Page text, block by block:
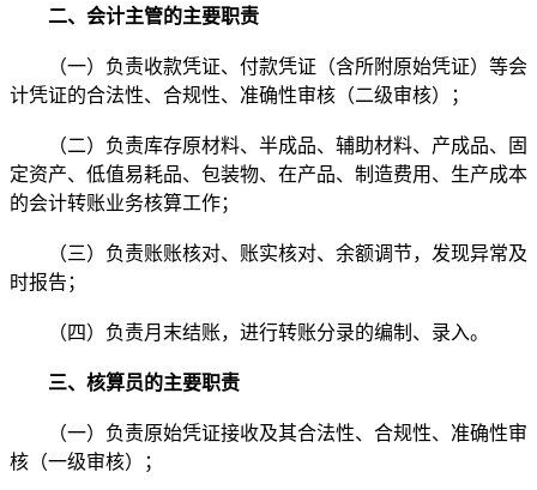
二、会计主管的主要职责
（一）负责收款凭证、付款凭证（含所附原始凭证）等会
计凭证的合法性、合规性、准确性审核（二级审核）；
（二）负责库存原材料、半成品、辅助材料、产成品、固
定资产、低值易耗品、包装物、在产品、制造费用、生产成本
的会计转账业务核算工作；
（三）负责账账核对、账实核对、余额调节，发现异常及
时报告；
（四）负责月末结账，进行转账分录的编制、录入。
三、核算员的主要职责
（一）负责原始凭证接收及其合法性、合规性、准确性审
核（一级审核）；